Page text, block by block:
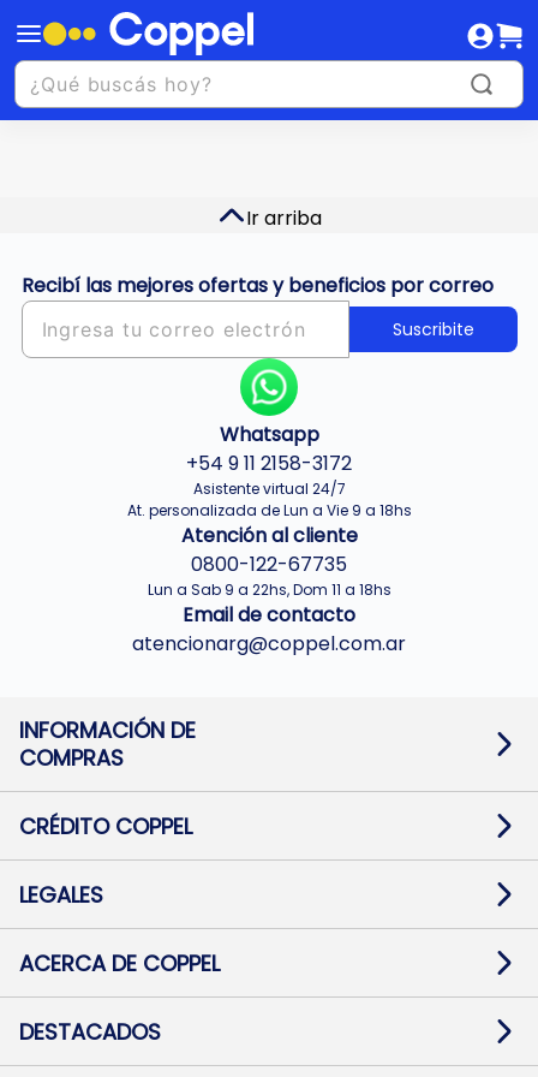
Ir arriba
Recibí las mejores ofertas y beneficios por correo
Suscribite
Whatsapp
+54 9 11 2158-3172
Asistente virtual 24/7
At. personalizada de Lun a Vie 9 a 18hs
Atención al cliente
0800-122-67735
Lun a Sab 9 a 22hs, Dom 11 a 18hs
Email de contacto
atencionarg@coppel.com.ar
INFORMACIÓN DE
COMPRAS
Términos y condiciones
Botón de arrepentimiento
Mapa de sitio
CRÉDITO COPPEL
Solicitar Crédito
Medios de Pago
Pago Fácil Online
LEGALES
Baja contratos
Defensa al consumidor CABA
ACERCA DE COPPEL
Trabajá con Nosotros
Preguntas Frecuentes
DESTACADOS